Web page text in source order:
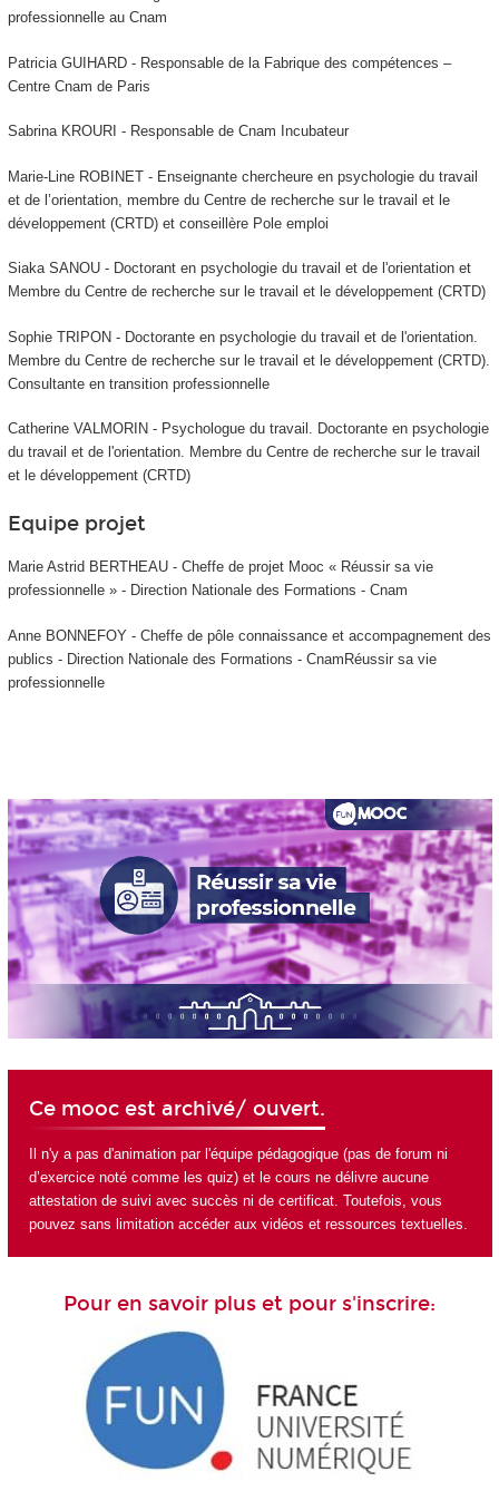
professionnelle au Cnam
Patricia GUIHARD - Responsable de la Fabrique des compétences –
Centre Cnam de Paris
Sabrina KROURI - Responsable de Cnam Incubateur
Marie-Line ROBINET - Enseignante chercheure en psychologie du travail
et de l’orientation, membre du Centre de recherche sur le travail et le
développement (CRTD) et conseillère Pole emploi
Siaka SANOU - Doctorant en psychologie du travail et de l'orientation et
Membre du Centre de recherche sur le travail et le développement (CRTD)
Sophie TRIPON - Doctorante en psychologie du travail et de l'orientation.
Membre du Centre de recherche sur le travail et le développement (CRTD).
Consultante en transition professionnelle
Catherine VALMORIN - Psychologue du travail. Doctorante en psychologie
du travail et de l'orientation. Membre du Centre de recherche sur le travail
et le développement (CRTD)
Equipe projet
Marie Astrid BERTHEAU - Cheffe de projet Mooc « Réussir sa vie
professionnelle » - Direction Nationale des Formations - Cnam
Anne BONNEFOY - Cheffe de pôle connaissance et accompagnement des
publics - Direction Nationale des Formations - CnamRéussir sa vie
professionnelle
Ce mooc est archivé/ ouvert.
Il n'y a pas d'animation par l'équipe pédagogique (pas de forum ni
d’exercice noté comme les quiz) et le cours ne délivre aucune
attestation de suivi avec succès ni de certificat. Toutefois, vous
pouvez sans limitation accéder aux vidéos et ressources textuelles.
Pour en savoir plus et pour s'inscrire: